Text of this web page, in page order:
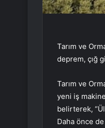
Tarım ve
deprem, çığ
Tarım ve
yeni iş
belirterek,
Daha önce